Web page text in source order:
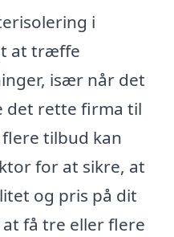
i
at træffe
især når det
det rette firma til
tilbud kan
for at sikre, at
og pris på dit
få tre eller flere